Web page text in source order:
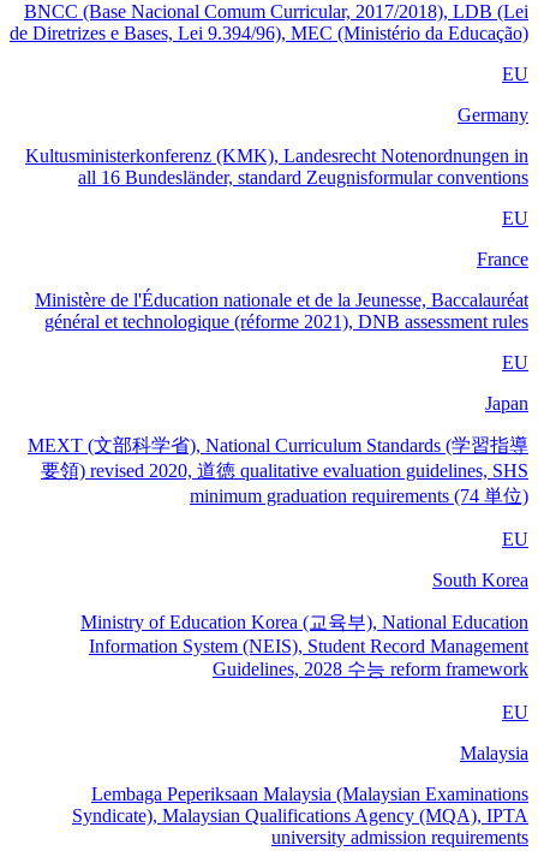
BNCC (Base Nacional Comum Curricular, 2017/2018), LDB (Lei
de Diretrizes e Bases, Lei 9.394/96), MEC (Ministério da Educação)
EU
Germany
Kultusministerkonferenz (KMK), Landesrecht Notenordnungen in
all 16 Bundesländer, standard Zeugnisformular conventions
EU
France
Ministère de l'Éducation nationale et de la Jeunesse, Baccalauréat
général et technologique (réforme 2021), DNB assessment rules
EU
Japan
MEXT (文部科学省), National Curriculum Standards (学習指導
要領) revised 2020, 道徳 qualitative evaluation guidelines, SHS
minimum graduation requirements (74 単位)
EU
South Korea
Ministry of Education Korea (교육부), National Education
Information System (NEIS), Student Record Management
Guidelines, 2028 수능 reform framework
EU
Malaysia
Lembaga Peperiksaan Malaysia (Malaysian Examinations
Syndicate), Malaysian Qualifications Agency (MQA), IPTA
university admission requirements